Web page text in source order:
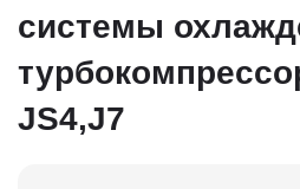
системы
JS4,J7